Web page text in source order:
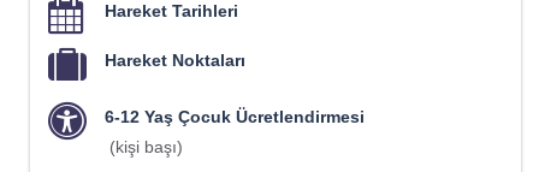
Hareket Tarihleri
Hareket Noktaları
6-12 Yaş Çocuk Ücretlendirmesi
(kişi başı)